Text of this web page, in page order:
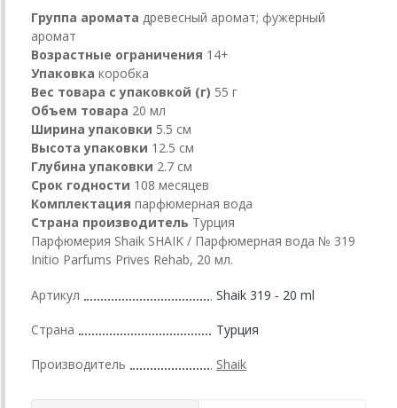
Группа аромата древесный аромат; фужерный
аромат
Возрастные ограничения 14+
Упаковка коробка
Вес товара с упаковкой (г) 55 г
Объем товара 20 мл
Ширина упаковки 5.5 см
Высота упаковки 12.5 см
Глубина упаковки 2.7 см
Срок годности 108 месяцев
Комплектация парфюмерная вода
Страна производитель Турция
Парфюмерия Shaik SHAIK / Парфюмерная вода № 319
Initio Parfums Prives Rehab, 20 мл.
Артикул Shaik 319 - 20 ml
Страна Турция
Производитель Shaik